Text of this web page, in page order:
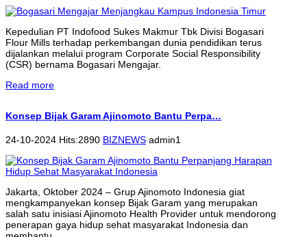
Kepedulian PT Indofood Sukes Makmur Tbk Divisi Bogasari
Flour Mills terhadap perkembangan dunia pendidikan terus
dijalankan melalui program Corporate Social Responsibility
(CSR) bernama Bogasari Mengajar.
Read more
Konsep Bijak Garam Ajinomoto Bantu Perpa…
24-10-2024 Hits:2890 BIZNEWS admin1
Jakarta, Oktober 2024 – Grup Ajinomoto Indonesia giat
mengkampanyekan konsep Bijak Garam yang merupakan
salah satu inisiasi Ajinomoto Health Provider untuk mendorong
penerapan gaya hidup sehat masyarakat Indonesia dan